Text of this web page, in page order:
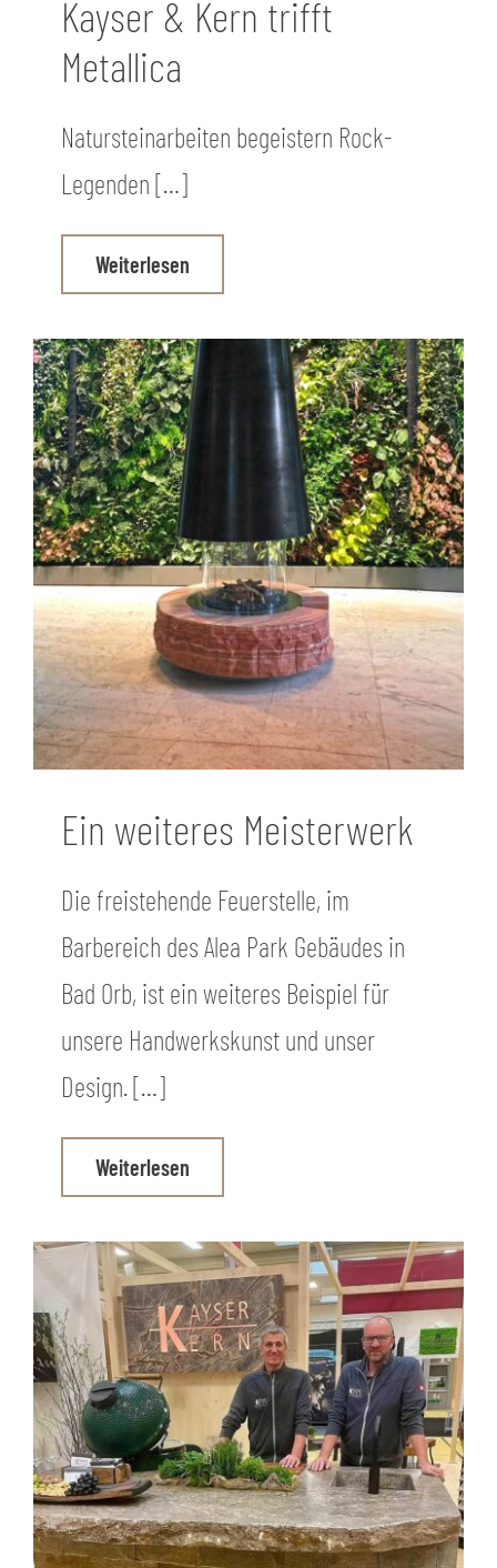
Kayser & Kern trifft
Metallica
Natursteinarbeiten begeistern Rock-
Legenden […]
Weiterlesen
Ein weiteres Meisterwerk
Die freistehende Feuerstelle, im
Barbereich des Alea Park Gebäudes in
Bad Orb, ist ein weiteres Beispiel für
unsere Handwerkskunst und unser
Design. […]
Weiterlesen